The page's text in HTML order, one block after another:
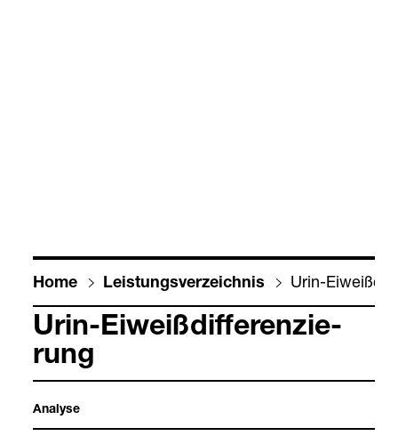
Home Leis­tungs­ver­zeich­nis Urin-​
Urin-​Eiweiß­dif­fe­ren­zie­
rung
Ana­lyse